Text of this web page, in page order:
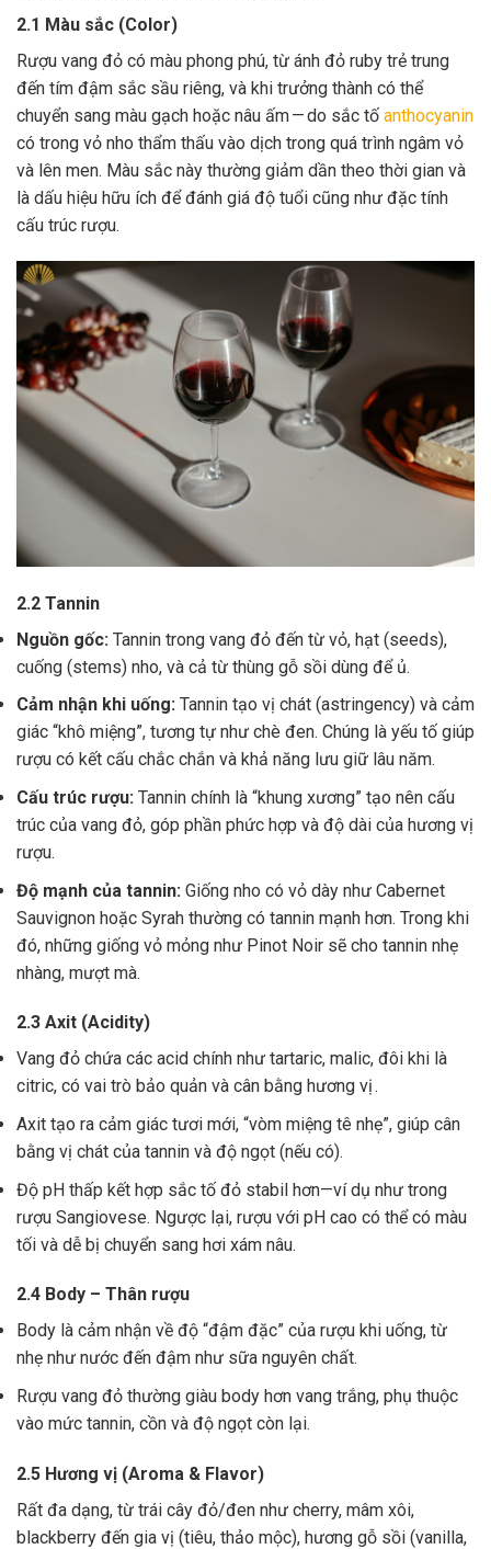
2.1 Màu sắc (Color)
Rượu vang đỏ có màu phong phú, từ ánh đỏ ruby trẻ trung
đến tím đậm sắc sầu riêng, và khi trưởng thành có thể
chuyển sang màu gạch hoặc nâu ấm — do sắc tố anthocyanin
có trong vỏ nho thẩm thấu vào dịch trong quá trình ngâm vỏ
và lên men. Màu sắc này thường giảm dần theo thời gian và
là dấu hiệu hữu ích để đánh giá độ tuổi cũng như đặc tính
cấu trúc rượu.
2.2 Tannin
Nguồn gốc: Tannin trong vang đỏ đến từ vỏ, hạt (seeds),
cuống (stems) nho, và cả từ thùng gỗ sồi dùng để ủ.
Cảm nhận khi uống: Tannin tạo vị chát (astringency) và cảm
giác “khô miệng”, tương tự như chè đen. Chúng là yếu tố giúp
rượu có kết cấu chắc chắn và khả năng lưu giữ lâu năm.
Cấu trúc rượu: Tannin chính là “khung xương” tạo nên cấu
trúc của vang đỏ, góp phần phức hợp và độ dài của hương vị
rượu.
Độ mạnh của tannin: Giống nho có vỏ dày như Cabernet
Sauvignon hoặc Syrah thường có tannin mạnh hơn. Trong khi
đó, những giống vỏ mỏng như Pinot Noir sẽ cho tannin nhẹ
nhàng, mượt mà.
2.3 Axit (Acidity)
Vang đỏ chứa các acid chính như tartaric, malic, đôi khi là
citric, có vai trò bảo quản và cân bằng hương vị .
Axit tạo ra cảm giác tươi mới, “vòm miệng tê nhẹ”, giúp cân
bằng vị chát của tannin và độ ngọt (nếu có).
Độ pH thấp kết hợp sắc tố đỏ stabil hơn—ví dụ như trong
rượu Sangiovese. Ngược lại, rượu với pH cao có thể có màu
tối và dễ bị chuyển sang hơi xám nâu.
2.4 Body – Thân rượu
Body là cảm nhận về độ “đậm đặc” của rượu khi uống, từ
nhẹ như nước đến đậm như sữa nguyên chất.
Rượu vang đỏ thường giàu body hơn vang trắng, phụ thuộc
vào mức tannin, cồn và độ ngọt còn lại.
2.5 Hương vị (Aroma & Flavor)
Rất đa dạng, từ trái cây đỏ/đen như cherry, mâm xôi,
blackberry đến gia vị (tiêu, thảo mộc), hương gỗ sồi (vanilla,